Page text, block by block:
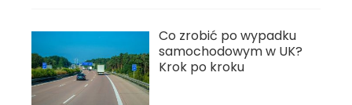
Co zrobić po wypadku
samochodowym w UK?
Krok po kroku